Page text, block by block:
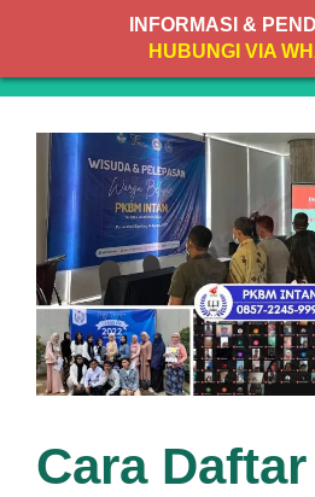
content
Cara
INFORMASI &
HUBUNGI VIA